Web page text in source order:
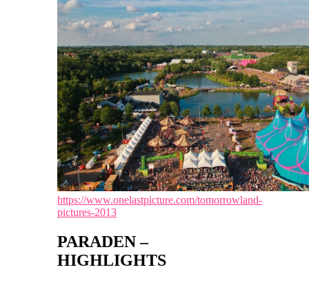
https://www.onelastpicture.com/tomorrowland-
pictures-2013
PARADEN –
HIGHLIGHTS